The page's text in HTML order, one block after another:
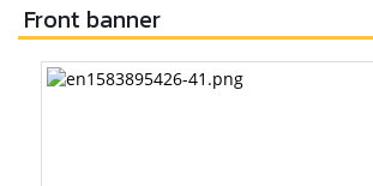
Front banner